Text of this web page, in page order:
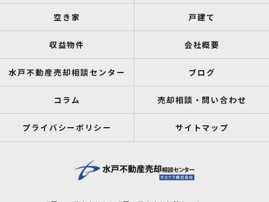
空き家 戸建て
収益物件 会社概要
水戸不動産売却相談センター ブログ
コラム 売却相談・問い合わせ
プライバシーポリシー サイトマップ